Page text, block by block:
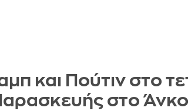
και Πούτιν στο
στο